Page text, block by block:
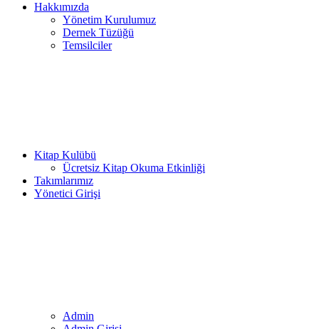
Hakkımızda
Yönetim Kurulumuz
Dernek Tüzüğü
Temsilciler
Kitap Kulübü
Ücretsiz Kitap Okuma Etkinliği
Takımlarımız
Yönetici Girişi
Admin